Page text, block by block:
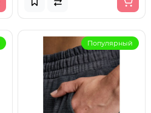
Популярный